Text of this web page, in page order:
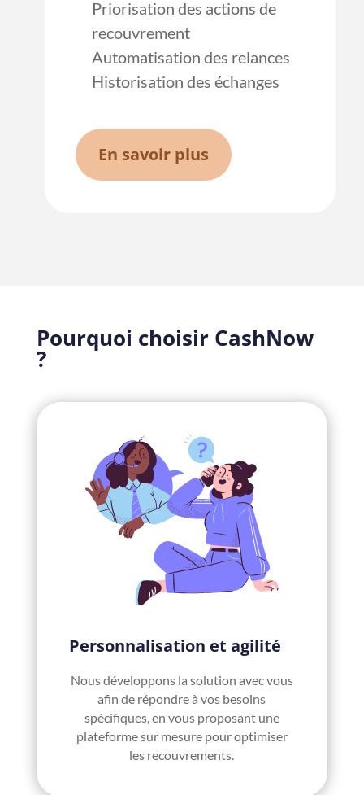
Priorisation des actions de
recouvrement
Automatisation des relances
Historisation des échanges
En savoir plus
Pourquoi choisir CashNow
?
Personnalisation et agilité
Nous développons la solution avec vous
afin de répondre à vos besoins
spécifiques, en vous proposant une
plateforme sur mesure pour optimiser
les recouvrements.